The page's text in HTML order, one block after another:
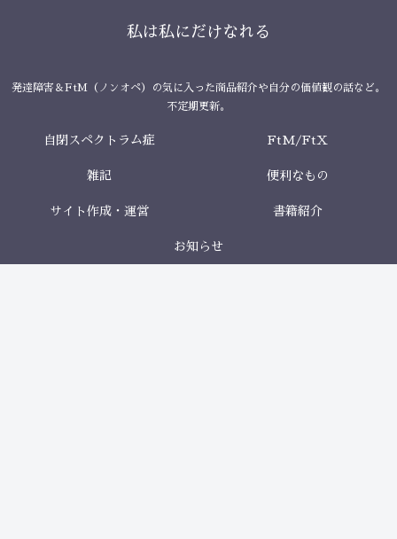
私は私にだけなれる
発達障害＆FtM（ノンオペ）の気に入った商品紹介や自分の価値観の話など。
不定期更新。
自閉スペクトラム症 FtM/FtX
雑記 便利なもの
サイト作成・運営 書籍紹介
お知らせ